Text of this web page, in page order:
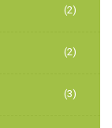
(2)
(2)
(3)